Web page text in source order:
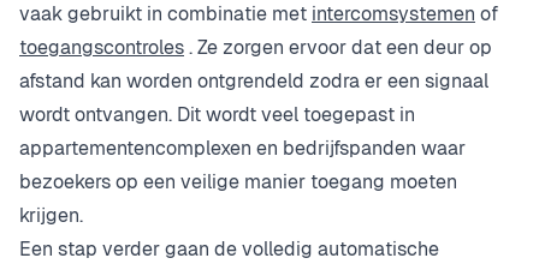
vaak gebruikt in combinatie met intercomsystemen of
toegangscontroles. Ze zorgen ervoor dat een deur op
afstand kan worden ontgrendeld zodra er een signaal
wordt ontvangen. Dit wordt veel toegepast in
appartementencomplexen en bedrijfspanden waar
bezoekers op een veilige manier toegang moeten
krijgen.
Een stap verder gaan de volledig automatische